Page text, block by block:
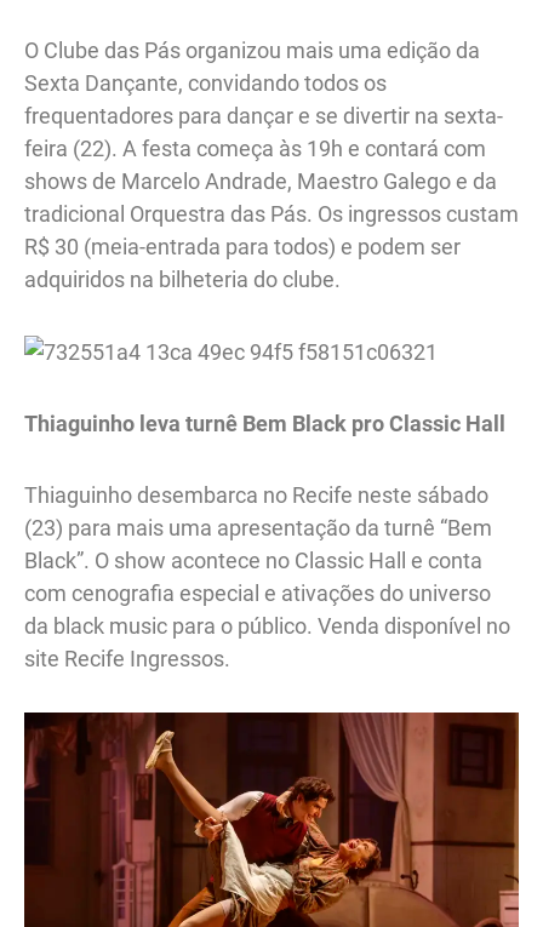
O Clube das Pás organizou mais uma edição da
Sexta Dançante, convidando todos os
frequentadores para dançar e se divertir na sexta-
feira (22). A festa começa às 19h e contará com
shows de Marcelo Andrade, Maestro Galego e da
tradicional Orquestra das Pás. Os ingressos custam
R$ 30 (meia-entrada para todos) e podem ser
adquiridos na bilheteria do clube.
Thiaguinho leva turnê Bem Black pro Classic Hall
Thiaguinho desembarca no Recife neste sábado
(23) para mais uma apresentação da turnê “Bem
Black”. O show acontece no Classic Hall e conta
com cenografia especial e ativações do universo
da black music para o público. Venda disponível no
site Recife Ingressos.